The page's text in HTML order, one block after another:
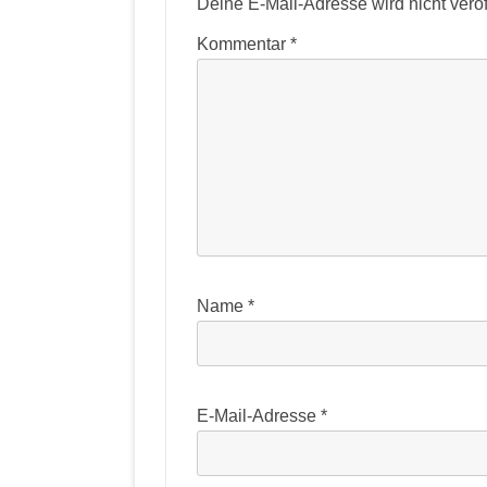
Kommentar *
Name *
E-Mail-Adresse *